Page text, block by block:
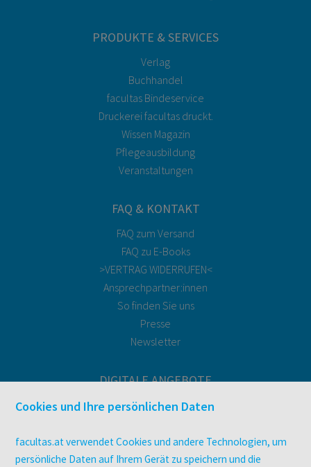
PRODUKTE & SERVICES
Verlag
Buchhandel
facultas Bindeservice
Druckerei facultas druckt.
Wissen Magazin
Pflegeausbildung
Veranstaltungen
FAQ & KONTAKT
FAQ zum Versand
FAQ zu E-Books
>VERTRAG WIDERRUFEN<
Ansprechpartner:innen
So finden Sie uns
Presse
Newsletter
DIGITALE ANGEBOTE
Überblick
utb elibrary
E-Books
Cookies und Ihre persönlichen Daten
facultas.at verwendet Cookies und andere Technologien, um
persönliche Daten auf Ihrem Gerät zu speichern und die